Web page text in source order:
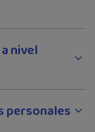
nivel
personales